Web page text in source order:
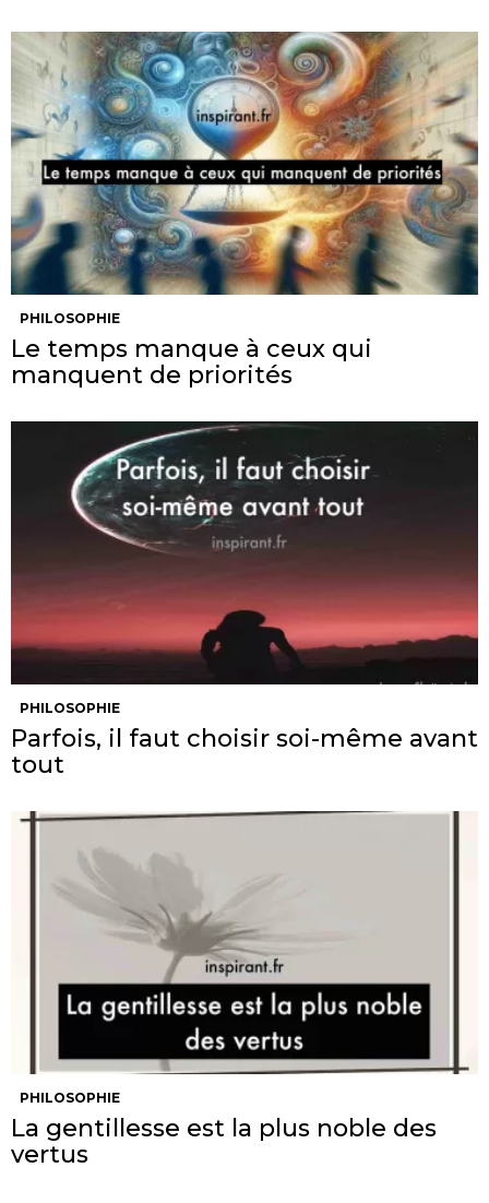
PHILOSOPHIE
Le temps manque à ceux qui
manquent de priorités
PHILOSOPHIE
Parfois, il faut choisir soi-même avant
tout
PHILOSOPHIE
La gentillesse est la plus noble des
vertus